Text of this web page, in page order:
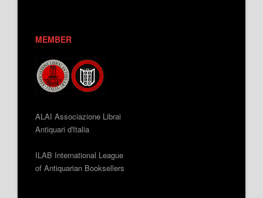
MEMBER
ALAI Associazione Librai
Antiquari d'Italia
ILAB International League
of Antiquarian Booksellers